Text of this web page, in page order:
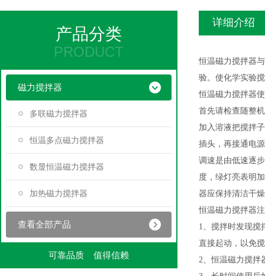
产品分类
PRODUCT
磁力搅拌器
多联磁力搅拌器
恒温多点磁力搅拌器
数显恒温磁力搅拌器
加热磁力搅拌器
查看全部产品
可靠品质 值得信赖
详细介绍
恒温磁力搅拌器
验。使化学实验
恒温磁力搅拌器
首先请检查随整
加入溶液把搅拌
插头，再接通电
调速是由低速逐
度，绿灯亮表明
器应保持清洁干
恒温磁力搅拌器
1、搅拌时发现搅
直接起动，以免
2、恒温磁力搅拌